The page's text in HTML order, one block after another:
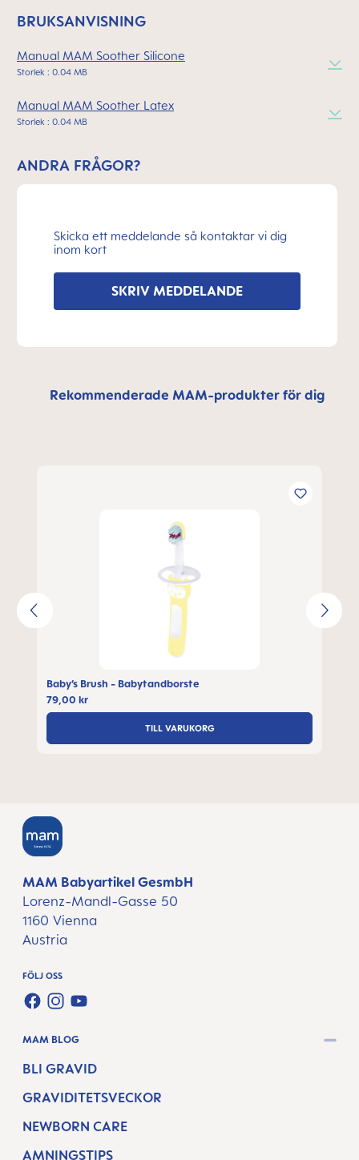
BRUKSANVISNING
Manual MAM Soother Silicone
Storlek : 0.04 MB
Manual MAM Soother Latex
Storlek : 0.04 MB
ANDRA FRÅGOR?
Skicka ett meddelande så kontaktar vi dig
inom kort
SKRIV MEDDELANDE
Rekommenderade MAM-produkter för dig
Baby’s Brush - Babytandborste
79,00 kr
TILL VARUKORG
MAM Babyartikel GesmbH
Lorenz-Mandl-Gasse 50
1160 Vienna
Austria
FÖLJ OSS
FACEBOOK
INSTAGRAM
YOUTUBE
MAM BLOG
BLI GRAVID
GRAVIDITETSVECKOR
NEWBORN CARE
AMNINGSTIPS